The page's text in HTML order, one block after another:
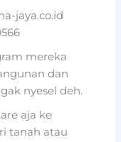
jaya.co.id
mereka
dan
nyesel deh.
aja ke
tanah atau